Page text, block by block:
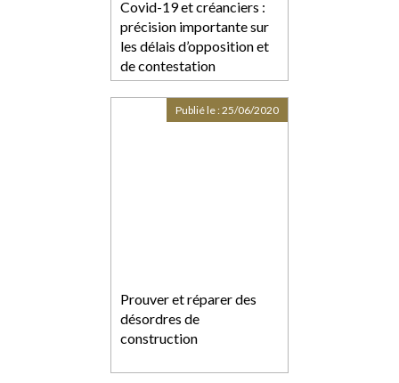
Covid-19 et créanciers :
précision importante sur
les délais d’opposition et
de contestation
Prouver et réparer des
désordres de
construction
Publié le :25/06/2020